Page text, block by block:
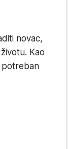
novac,
Kao
potreban